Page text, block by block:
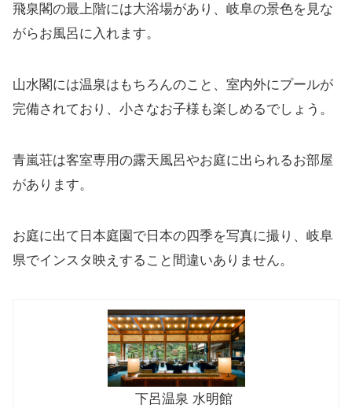
飛泉閣の最上階には大浴場があり、岐阜の景色を見な
がらお風呂に入れます。
山水閣には温泉はもちろんのこと、室内外にプールが
完備されており、小さなお子様も楽しめるでしょう。
青嵐荘は客室専用の露天風呂やお庭に出られるお部屋
があります。
お庭に出て日本庭園で日本の四季を写真に撮り、岐阜
県でインスタ映えすること間違いありません。
下呂温泉 水明館